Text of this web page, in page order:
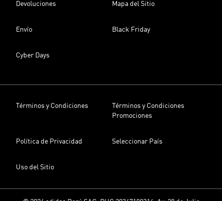
Devoluciones Mapa del Sitio
Envío Black Friday
Cyber Days
Términos y Condiciones
Términos y Condiciones
Promociones
Política de Privacidad Seleccionar País
Uso del Sitio